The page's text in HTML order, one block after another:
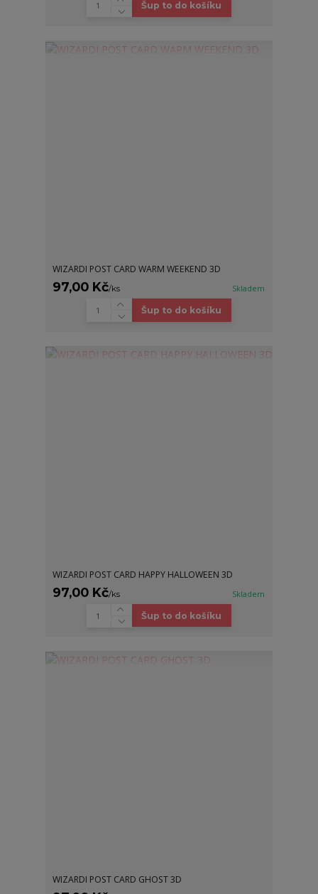
Šup to do košíku
WIZARDI POST CARD WARM WEEKEND 3D
97,00 Kč/ks Skladem
Šup to do košíku
WIZARDI POST CARD HAPPY HALLOWEEN 3D
97,00 Kč/ks Skladem
Šup to do košíku
WIZARDI POST CARD GHOST 3D